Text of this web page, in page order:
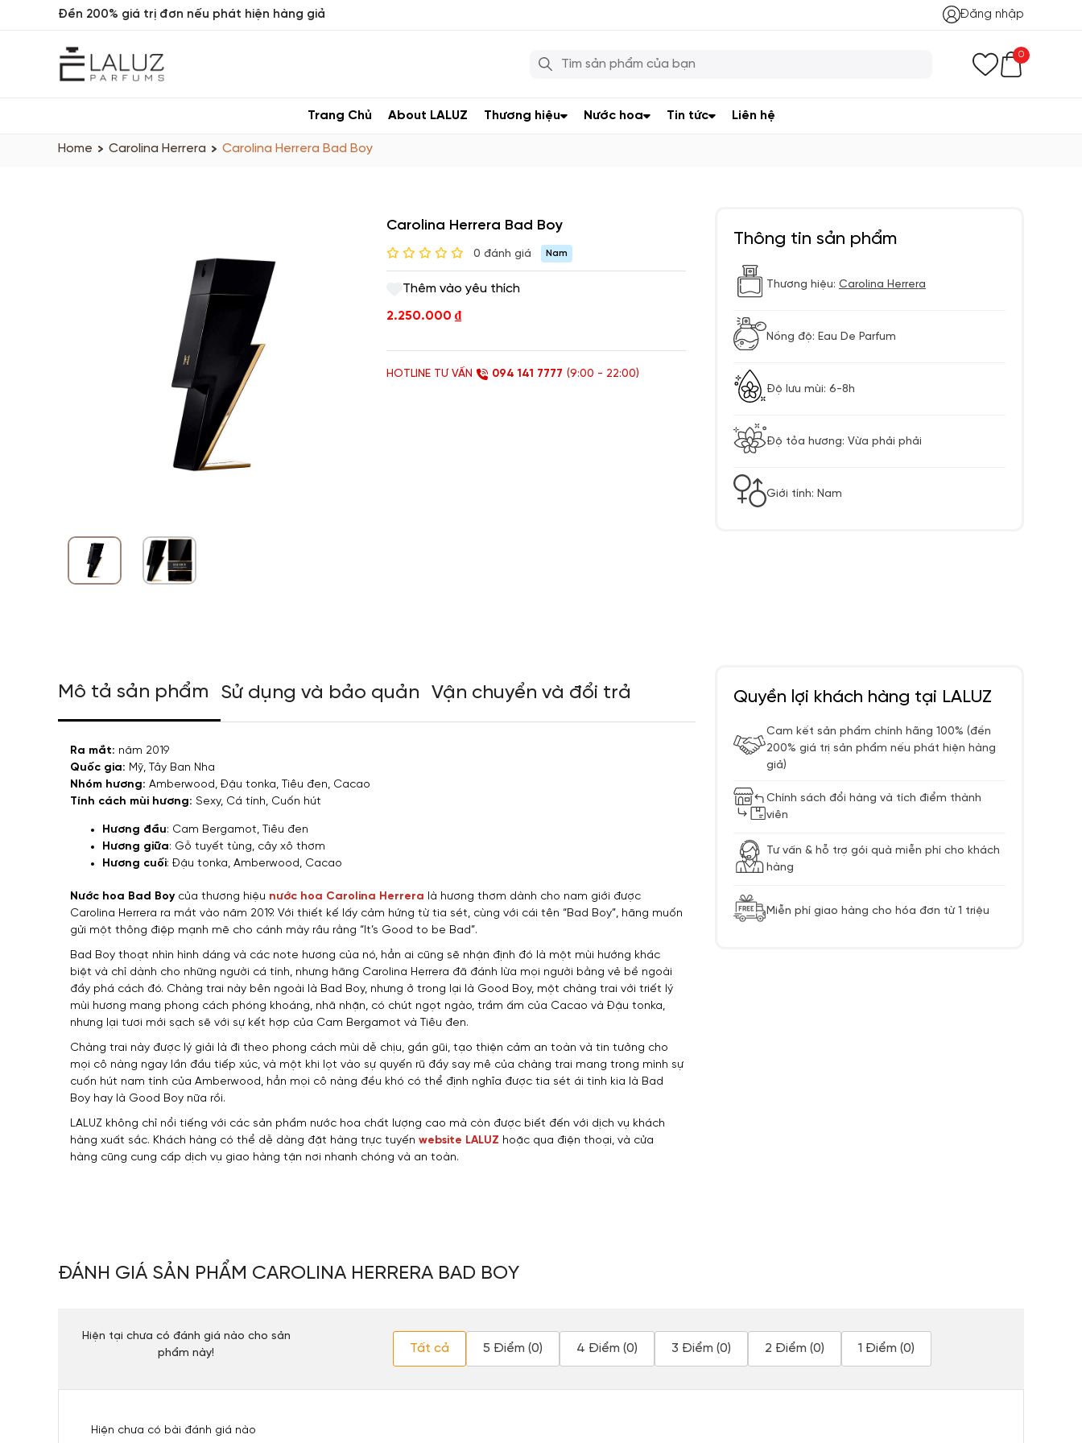
Đền 200% giá trị đơn nếu phát hiện hàng giả Đăng nhập
0
Trang Chủ About LALUZ Thương hiệu Nước hoa Tin tức Liên hệ
Home Carolina Herrera Carolina Herrera Bad Boy
Carolina Herrera Bad Boy
0 đánh giá Nam
Thêm vào yêu thích
2.250.000 ₫
HOTLINE TƯ VẤN 094 141 7777 (9:00 - 22:00)
Thông tin sản phẩm
Thương hiệu: Carolina Herrera
Nồng độ: Eau De Parfum
Độ lưu mùi: 6-8h
Độ tỏa hương: Vừa phải phải
Giới tính: Nam
Mô tả sản phẩm Sử dụng và bảo quản Vận chuyển và đổi trả
Ra mắt: năm 2019
Quốc gia: Mỹ, Tây Ban Nha
Nhóm hương: Amberwood, Đậu tonka, Tiêu đen, Cacao
Tính cách mùi hương: Sexy, Cá tính, Cuốn hút
Hương đầu: Cam Bergamot, Tiêu đen
Hương giữa: Gỗ tuyết tùng, cây xô thơm
Hương cuối: Đậu tonka, Amberwood, Cacao
Nước hoa Bad Boy của thương hiệu nước hoa Carolina Herrera là hương thơm dành cho nam giới được
Carolina Herrera ra mắt vào năm 2019. Với thiết kế lấy cảm hứng từ tia sét, cùng với cái tên “Bad Boy”, hãng muốn
gửi một thông điệp mạnh mẽ cho cánh mày râu rằng “It’s Good to be Bad”.
Bad Boy thoạt nhìn hình dáng và các note hương của nó, hẳn ai cũng sẽ nhận định đó là một mùi hướng khác
biệt và chỉ dành cho những người cá tính, nhưng hãng Carolina Herrera đã đánh lừa mọi người bằng vẻ bề ngoài
đầy phá cách đó. Chàng trai này bên ngoài là Bad Boy, nhưng ở trong lại là Good Boy, một chàng trai với triết lý
mùi hương mang phong cách phóng khoáng, nhã nhặn, có chút ngọt ngào, trầm ấm của Cacao và Đậu tonka,
nhưng lại tươi mới sạch sẽ với sự kết hợp của Cam Bergamot và Tiêu đen.
Chàng trai này được lý giải là đi theo phong cách mùi dễ chịu, gần gũi, tạo thiện cảm an toàn và tin tưởng cho
mọi cô nàng ngay lần đầu tiếp xúc, và một khi lọt vào sự quyến rũ đầy say mê của chàng trai mang trong mình sự
cuốn hút nam tính của Amberwood, hẳn mọi cô nàng đều khó có thể định nghĩa được tia sét ái tình kia là Bad
Boy hay là Good Boy nữa rồi.
LALUZ không chỉ nổi tiếng với các sản phẩm nước hoa chất lượng cao mà còn được biết đến với dịch vụ khách
hàng xuất sắc. Khách hàng có thể dễ dàng đặt hàng trực tuyến website LALUZ hoặc qua điện thoại, và cửa
hàng cũng cung cấp dịch vụ giao hàng tận nơi nhanh chóng và an toàn.
Quyền lợi khách hàng tại LALUZ
Cam kết sản phẩm chính hãng 100% (đền
200% giá trị sản phẩm nếu phát hiện hàng
giả)
Chính sách đổi hàng và tích điểm thành
viên
Tư vấn & hỗ trợ gói quà miễn phí cho khách
hàng
Miễn phí giao hàng cho hóa đơn từ 1 triệu
ĐÁNH GIÁ SẢN PHẨM CAROLINA HERRERA BAD BOY
Hiện tại chưa có đánh giá nào cho sản
phẩm này!
Tất cả 5 Điểm (0) 4 Điểm (0) 3 Điểm (0) 2 Điểm (0) 1 Điểm (0)
Hiện chưa có bài đánh giá nào